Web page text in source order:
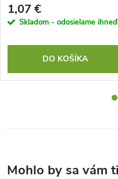
1,07 €
Skladom - odosielame ihneď
DO KOŠÍKA